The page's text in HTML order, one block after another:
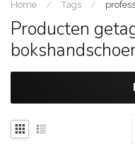
Home / Tags /
Producten